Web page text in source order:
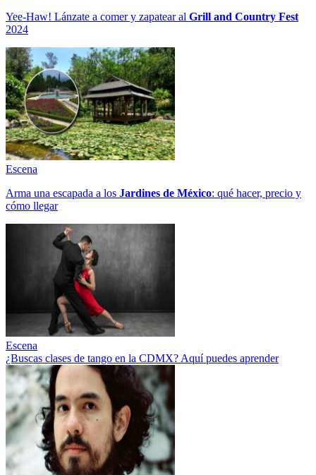
Yee-Haw! Lánzate a comer y zapatear al Grill and Country Fest
2024
Escena
Arma una escapada a los Jardines de México: qué hacer, precio y
cómo llegar
Escena
¿Buscas clases de tango en la CDMX? Aquí puedes aprender